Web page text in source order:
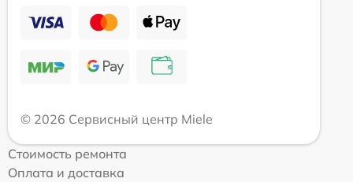
© 2026 Сервисный центр Miele
Стоимость ремонта
Оплата и доставка